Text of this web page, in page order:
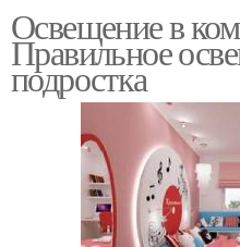
Освещение в
Правильное
подростка